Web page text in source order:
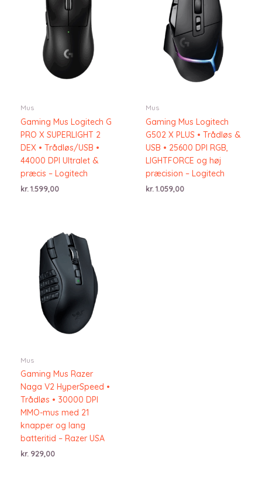
Mus
Gaming Mus Logitech G
PRO X SUPERLIGHT 2
DEX • Trådløs/USB •
44000 DPI Ultralet &
præcis – Logitech
kr. 1.599,00
Mus
Gaming Mus Logitech
G502 X PLUS • Trådløs &
USB • 25600 DPI RGB,
LIGHTFORCE og høj
præcision – Logitech
kr. 1.059,00
Mus
Gaming Mus Razer
Naga V2 HyperSpeed •
Trådløs • 30000 DPI
MMO-mus med 21
knapper og lang
batteritid – Razer USA
kr. 929,00